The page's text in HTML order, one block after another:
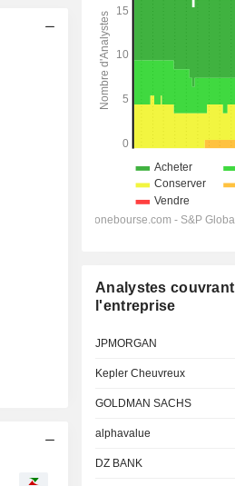
Analystes couvrant
l'entreprise
JPMORGAN
Kepler Cheuvreux
GOLDMAN SACHS
alphavalue
DZ BANK